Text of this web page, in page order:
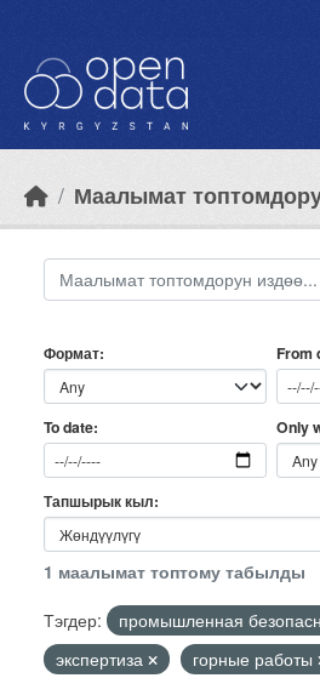
Маалымат
Формат From
To date Only
Тапшырык кыл
1 маалымат топтому табылды
Тэгдер:
промышленная
экспертиза
горные работы